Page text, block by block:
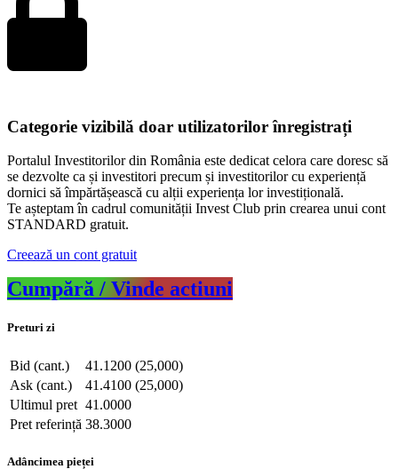
Categorie vizibilă doar utilizatorilor înregistrați
Portalul Investitorilor din România este dedicat celora care doresc să
se dezvolte ca și investitori precum și investitorilor cu experiență
dornici să împărtășească cu alții experiența lor investițională.
Te așteptam în cadrul comunității Invest Club prin crearea unui cont
STANDARD gratuit.
Creează un cont gratuit
Cumpără / Vinde actiuni
Preturi zi
Bid (cant.)
41.1200 (25,000)
Ask (cant.)
41.4100 (25,000)
Ultimul pret 41.0000
Pret referință 38.3000
Adâncimea pieței